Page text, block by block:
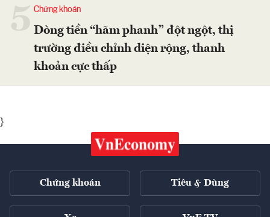
Chứng khoán
Dòng tiền “hãm phanh” đột ngột, thị
trường điều chỉnh diện rộng, thanh
khoản cực thấp
}
Chứng khoán Tiêu & Dùng